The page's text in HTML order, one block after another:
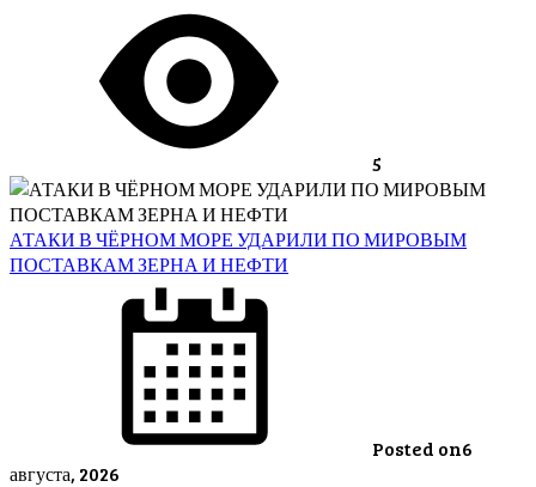
5
АТАКИ В ЧЁРНОМ МОРЕ УДАРИЛИ ПО МИРОВЫМ
ПОСТАВКАМ ЗЕРНА И НЕФТИ
Posted on6
августа, 2026